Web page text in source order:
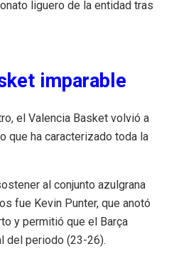
liguero de la entidad tras
imparable
el Valencia Basket volvió a
que ha caracterizado toda la
al conjunto azulgrana
fue Kevin Punter, que anotó
y permitió que el Barça
del periodo (23-26).